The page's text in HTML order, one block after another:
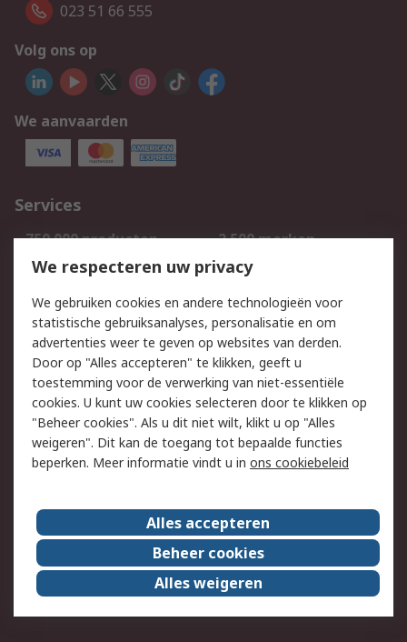
023 51 66 555
Volg ons op
We aanvaarden
Services
750.000 producten
2.500 merken
Bestellen
Inkoopoplossingen
Track & Trace
Wettelijk
Cookiebeleid
Email veiligheid
Privacybeleid
Websitevoorwaarden
Algemene
verkoopvoorwaarden
Over RS
RS Group
Over ons
RS wereldwijd
Werken bij RS
ESG
We respecteren uw privacy
We gebruiken cookies en andere technologieën voor
statistische gebruiksanalyses, personalisatie en om
advertenties weer te geven op websites van derden.
Door op "Alles accepteren" te klikken, geeft u
toestemming voor de verwerking van niet-essentiële
cookies. U kunt uw cookies selecteren door te klikken op
"Beheer cookies". Als u dit niet wilt, klikt u op "Alles
weigeren". Dit kan de toegang tot bepaalde functies
beperken. Meer informatie vindt u in ons cookiebeleid
Alles accepteren
Beheer cookies
Alles weigeren